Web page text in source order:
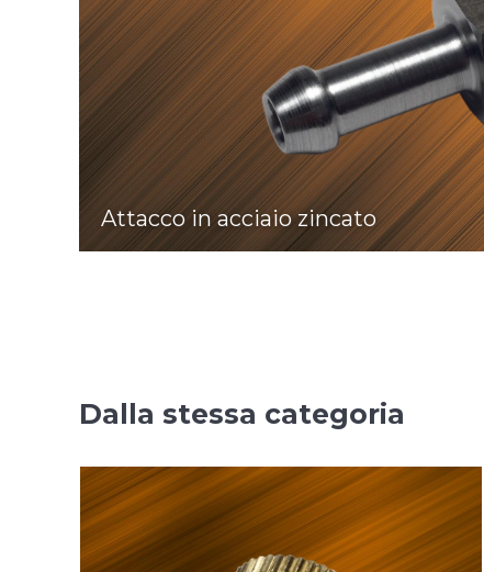
Attacco in acciaio zincato
Dalla stessa categoria